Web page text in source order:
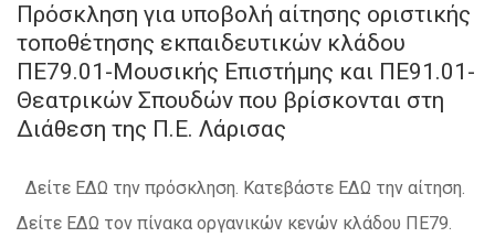
Πρόσκληση για υποβολή αίτησης οριστικής
τοποθέτησης εκπαιδευτικών κλάδου
ΠΕ79.01-Μουσικής Επιστήμης και ΠΕ91.01-
Θεατρικών Σπουδών που βρίσκονται στη
Διάθεση της Π.Ε. Λάρισας
Δείτε ΕΔΩ την πρόσκληση. Κατεβάστε ΕΔΩ την αίτηση.
Δείτε ΕΔΩ τον πίνακα οργανικών κενών κλάδου ΠΕ79.